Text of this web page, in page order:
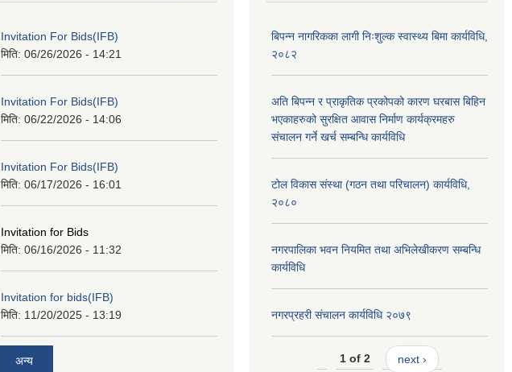
Invitation For Bids(IFB)
मिति: 06/26/2026 - 14:21
Invitation For Bids(IFB)
मिति: 06/22/2026 - 14:06
Invitation For Bids(IFB)
मिति: 06/17/2026 - 16:01
Invitation for Bids
मिति: 06/16/2026 - 11:32
Invitation for bids(IFB)
मिति: 11/20/2025 - 13:19
अन्य
बिपन्न नागरिकका लागी निःशुल्क स्वास्थ्य बिमा कार्यविधि,
२०८२
अति बिपन्न र प्राकृतिक प्रकोपको कारण घरबास बिहिन
भएकाहरुको सुरक्षित आवास निर्माण कार्यक्रमहरु
संचालन गर्ने खर्च सम्बन्धि कार्यविधि
टोल विकास संस्था (गठन तथा परिचालन) कार्यविधि,
२०८०
नगरपालिका भवन नियमित तथा अभिलेखीकरण सम्बन्धि
कार्यविधि
नगरप्रहरी संचालन कार्यविधि २०७९
1 of 2 next ›